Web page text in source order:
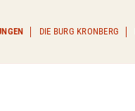
DIE BURG KRONBERG